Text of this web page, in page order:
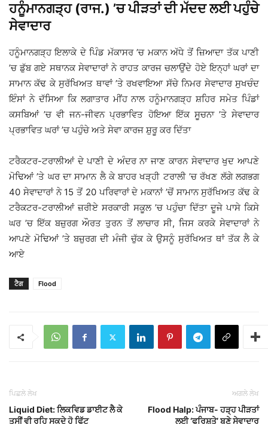
ਹਨੂੰਮਾਨਗੜ੍ਹ (ਰਾਜ.) ’ਚ ਪੀੜਤਾਂ ਦੀ ਮੱਦਦ ਲਈ ਪਹੁੰਚੇ
ਸੇਵਾਦਾਰ
ਹਨੂੰਮਾਨਗੜ੍ਹ ਇਲਾਕੇ ਦੇ ਪਿੰਡ ਮੱਕਾਸਰ ’ਚ ਮਕਾਨ ਅੱਧੇ ਤੋਂ ਜ਼ਿਆਦਾ ਤੱਕ ਪਾਣੀ
’ਚ ਡੁੱਬ ਗਏ ਸਥਾਨਕ ਸੇਵਾਦਾਰਾਂ ਨੇ ਰਾਹਤ ਕਾਰਜ ਚਲਾਉਂਦੇ ਹੋਏ ਇਨ੍ਹਾਂ ਘਰਾਂ ਦਾ
ਸਾਮਾਨ ਕੱਢ ਕੇ ਸੁਰੱਖਿਅਤ ਥਾਵਾਂ ’ਤੇ ਰਖਵਾਇਆ ਸੱਚੇ ਨਿਮਰ ਸੇਵਾਦਾਰ ਸੁਖਚੰਦ
ਇੰਸਾਂ ਨੇ ਦੱਸਿਆ ਕਿ ਲਗਾਤਾਰ ਮੀਂਹ ਨਾਲ ਹਨੂੰਮਾਨਗੜ੍ਹ ਸ਼ਹਿਰ ਸਮੇਤ ਪਿੰਡਾਂ
ਕਸਬਿਆਂ ’ਚ ਵੀ ਜਨ-ਜੀਵਨ ਪ੍ਰਭਾਵਿਤ ਹੋਇਆ ਇੱਕ ਸੂਚਨਾ ’ਤੇ ਸੇਵਾਦਾਰ
ਪ੍ਰਭਾਵਿਤ ਘਰਾਂ ’ਚ ਪਹੁੰਚੇ ਅਤੇ ਸੇਵਾ ਕਾਰਜ ਸ਼ੁਰੂ ਕਰ ਦਿੱਤਾ
ਟਰੈਕਟਰ-ਟਰਾਲੀਆਂ ਦੇ ਪਾਣੀ ਦੇ ਅੰਦਰ ਨਾ ਜਾਣ ਕਾਰਨ ਸੇਵਾਦਾਰ ਖੁਦ ਆਪਣੇ
ਮੋਢਿਆਂ ’ਤੇ ਘਰ ਦਾ ਸਾਮਾਨ ਲੈ ਕੇ ਬਾਹਰ ਖੜ੍ਹੀ ਟਰਾਲੀ ’ਚ ਰੱਖਣ ਲੱਗੇ ਲਗਭਗ
40 ਸੇਵਾਦਾਰਾਂ ਨੇ 15 ਤੋਂ 20 ਪਰਿਵਾਰਾਂ ਦੇ ਮਕਾਨਾਂ ’ਚੋਂ ਸਾਮਾਨ ਸੁਰੱਖਿਅਤ ਕੱਢ ਕੇ
ਟਰੈਕਟਰ-ਟਰਾਲੀਆਂ ਜ਼ਰੀਏ ਸਰਕਾਰੀ ਸਕੂਲ ’ਚ ਪਹੁੰਚਾ ਦਿੱਤਾ ਦੂਜੇ ਪਾਸੇ ਕਿਸੇ
ਘਰ ’ਚ ਇੱਕ ਬਜ਼ੁਰਗ ਔਰਤ ਤੁਰਨ ਤੋਂ ਲਾਚਾਰ ਸੀ, ਜਿਸ ਕਰਕੇ ਸੇਵਾਦਾਰਾਂ ਨੇ
ਆਪਣੇ ਮੋਢਿਆਂ ’ਤੇ ਬਜ਼ੁਰਗ ਦੀ ਮੰਜੀ ਚੁੱਕ ਕੇ ਉਸਨੂੰ ਸੁਰੱਖਿਅਤ ਥਾਂ ਤੱਕ ਲੈ ਕੇ
ਆਏ
ਟੈਗ Flood
ਪਿਛਲੇ ਲੇਖ
Liquid Diet: ਲਿਕਵਿਡ ਡਾਈਟ ਲੈ ਕੇ
ਤੁਸੀਂ ਵੀ ਰਹਿ ਸਕਦੇ ਹੋ ਫਿੱਟ
ਅਗਲੇ ਲੇਖ
Flood Halp: ਪੰਜਾਬ- ਹੜ੍ਹ ਪੀੜਤਾਂ
ਲਈ ‘ਫਰਿਸ਼ਤੇ’ ਬਣੇ ਸੇਵਾਦਾਰ